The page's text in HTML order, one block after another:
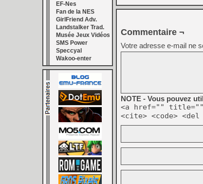
EF-Nes
Fan de la NES
GirlFriend Adv.
Landstalker Trad.
Musée Jeux Vidéos
SMS Power
Speccyal
Wakoo-enter
Commentaire ¬
Votre adresse e-mail ne
NOTE - Vous pouvez
<a href=""
<cite> <code>